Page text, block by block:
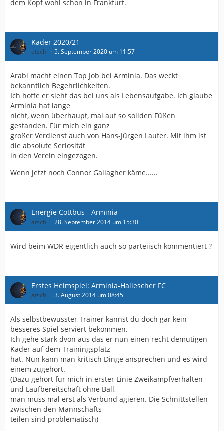
dem Kopf wohl schon in Frankfurt.
Kader 2020/21
atschi 5. September 2020 um 11:57
Arabi macht einen Top Job bei Arminia. Das weckt
bekanntlich Begehrlichkeiten.
Ich hoffe er sieht das bei uns als Lebensaufgabe. Ich glaube
Arminia hat lange
nicht, wenn überhaupt, mal auf so soliden Füßen
gestanden. Für mich ein ganz
großer Verdienst auch von Hans-Jürgen Laufer. Mit ihm ist
die absolute Seriosität
in den Verein eingezogen.
Wenn jetzt noch Connor Gallagher käme......
Energie Cottbus - Arminia
atschi 28. September 2014 um 15:30
Wird beim WDR eigentlich auch so parteiisch kommentiert ?
Erstes Heimspiel: Arminia-Hallescher FC
atschi 3. August 2014 um 08:45
Als selbstbewusster Trainer kannst du doch gar kein
besseres Spiel serviert bekommen.
Ich gehe stark dvon aus das er nun einen recht demütigen
Kader auf dem Trainingsplatz
hat. Nun kann man kritisch Dinge ansprechen und es wird
einem zugehört.
(Dazu gehört für mich in erster Linie Zweikampfverhalten
und Laufbereitschaft ohne Ball,
man muss mal erst als Verbund agieren. Die Schnittstellen
zwischen den Mannschafts-
teilen sind problematisch)